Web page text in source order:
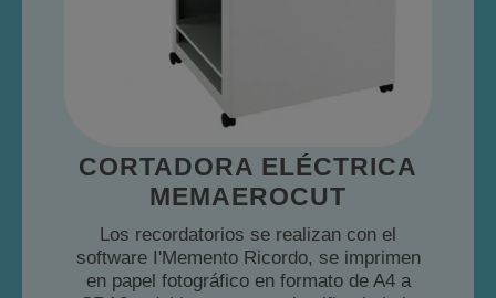
CORTADORA ELÉCTRICA
MEMAEROCUT
Los recordatorios se realizan con el
software I'Memento Ricordo, se imprimen
en papel fotográfico en formato de A4 a